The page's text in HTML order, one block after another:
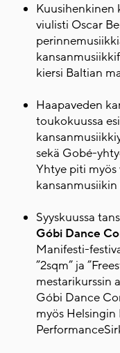
Kuusihenkinen
viulisti Oscar
kiersi Baltian
Haapaveden
toukokuussa
sekä Gobé-
Yhtye piti
Syyskuussa
Góbi Dance
Manifesti-
”2sqm” ja
mestarikurssin
Góbi Dance
myös Helsingin